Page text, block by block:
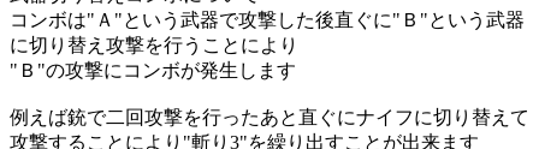
コンボは"Ａ"という武器で攻撃した後直ぐに"Ｂ"という武器
に切り替え攻撃を行うことにより
"Ｂ"の攻撃にコンボが発生します
例えば銃で二回攻撃を行ったあと直ぐにナイフに切り替えて
攻撃することにより"斬り3"を繰り出すことが出来ます